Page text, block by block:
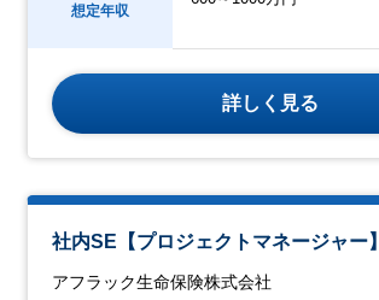
想定年収
詳しく見る
社内SE【プロジェクトマネージャー】
アフラック生命保険株式会社